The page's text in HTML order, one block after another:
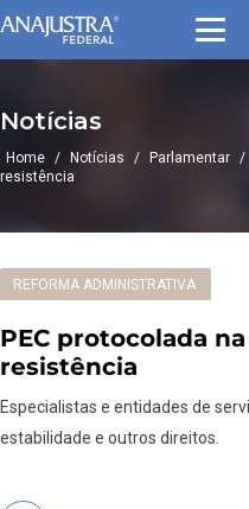
Notícias
Home / Notícias / Parlamentar /
resistência
REFORMA ADMINISTRATIVA
PEC protocolada
resistência
Especialistas e entidades de
estabilidade e outros direitos.